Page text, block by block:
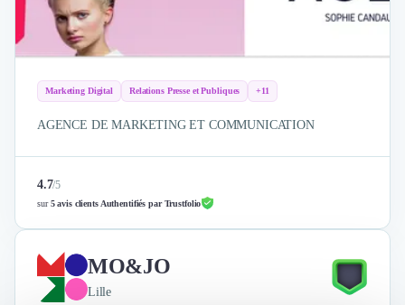
Marketing Digital Relations Presse et Publiques +11
AGENCE DE MARKETING ET COMMUNICATION
4.7/5
sur5 avis clients Authentifiés par Trustfolio
MO&JO
Lille